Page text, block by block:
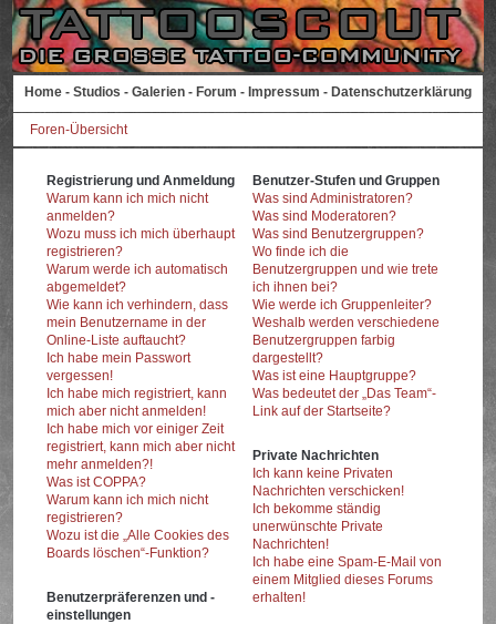
Home - Studios - Galerien - Forum - Impressum - Datenschutzerklärung
Foren-Übersicht
Registrierung und Anmeldung
Warum kann ich mich nicht
anmelden?
Wozu muss ich mich überhaupt
registrieren?
Warum werde ich automatisch
abgemeldet?
Wie kann ich verhindern, dass
mein Benutzername in der
Online-Liste auftaucht?
Ich habe mein Passwort
vergessen!
Ich habe mich registriert, kann
mich aber nicht anmelden!
Ich habe mich vor einiger Zeit
registriert, kann mich aber nicht
mehr anmelden?!
Was ist COPPA?
Warum kann ich mich nicht
registrieren?
Wozu ist die „Alle Cookies des
Boards löschen“-Funktion?
Benutzerpräferenzen und -
einstellungen
Benutzer-Stufen und Gruppen
Was sind Administratoren?
Was sind Moderatoren?
Was sind Benutzergruppen?
Wo finde ich die
Benutzergruppen und wie trete
ich ihnen bei?
Wie werde ich Gruppenleiter?
Weshalb werden verschiedene
Benutzergruppen farbig
dargestellt?
Was ist eine Hauptgruppe?
Was bedeutet der „Das Team“-
Link auf der Startseite?
Private Nachrichten
Ich kann keine Privaten
Nachrichten verschicken!
Ich bekomme ständig
unerwünschte Private
Nachrichten!
Ich habe eine Spam-E-Mail von
einem Mitglied dieses Forums
erhalten!